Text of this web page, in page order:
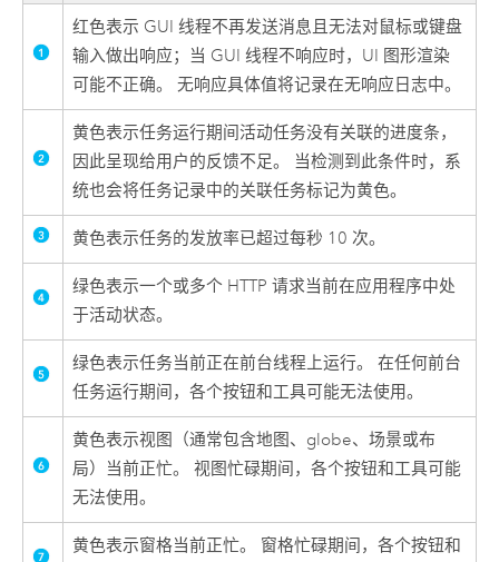
红色表示 GUI 线程不再发送消息且无法对鼠标或键盘
输入做出响应；当 GUI 线程不响应时，UI 图形渲染
可能不正确。 无响应具体值将记录在无响应日志中。
黄色表示任务运行期间活动任务没有关联的进度条，
因此呈现给用户的反馈不足。 当检测到此条件时，系
统也会将任务记录中的关联任务标记为黄色。
黄色表示任务的发放率已超过每秒 10 次。
绿色表示一个或多个 HTTP 请求当前在应用程序中处
于活动状态。
绿色表示任务当前正在前台线程上运行。 在任何前台
任务运行期间，各个按钮和工具可能无法使用。
黄色表示视图（通常包含地图、globe、场景或布
局）当前正忙。 视图忙碌期间，各个按钮和工具可能
无法使用。
黄色表示窗格当前正忙。 窗格忙碌期间，各个按钮和